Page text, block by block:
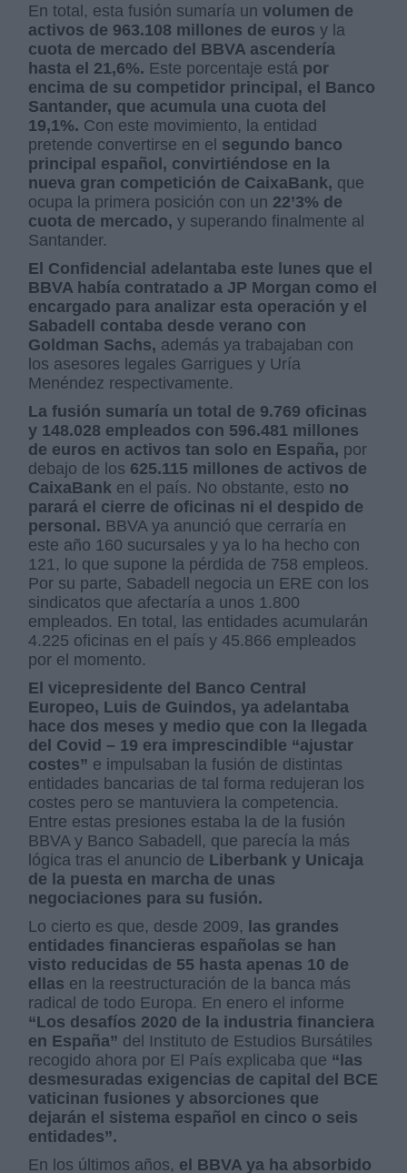
En total, esta fusión sumaría unvolumen de
activos de 963.108 millones de euros y la
cuota de mercado del BBVA ascendería
hasta el 21,6%. Este porcentaje está por
encima de su competidor principal, el Banco
Santander, que acumula una cuota del
19,1%. Con este movimiento, la entidad
pretende convertirse en el segundo banco
principal español, convirtiéndose en la
nueva gran competición de CaixaBank, que
ocupa la primera posición con un 22’3% de
cuota de mercado, y superando finalmente al
Santander.
El Confidencial adelantaba este lunes que el
BBVA había contratado a JP Morgan como el
encargado para analizar esta operación y el
Sabadell contaba desde verano con
Goldman Sachs, además ya trabajaban con
los asesores legales Garrigues y Uría
Menéndez respectivamente.
La fusión sumaría un total de 9.769 oficinas
y 148.028 empleados con 596.481 millones
de euros en activos tan solo en España, por
debajo de los 625.115 millones de activos de
CaixaBank en el país. No obstante, esto no
parará el cierre de oficinas ni el despido de
personal. BBVA ya anunció que cerraría en
este año 160 sucursales y ya lo ha hecho con
121, lo que supone la pérdida de 758 empleos.
Por su parte, Sabadell negocia un ERE con los
sindicatos que afectaría a unos 1.800
empleados. En total, las entidades acumularán
4.225 oficinas en el país y 45.866 empleados
por el momento.
El vicepresidente del Banco Central
Europeo, Luis de Guindos, ya adelantaba
hace dos meses y medio que con la llegada
del Covid – 19 era imprescindible “ajustar
costes” e impulsaban la fusión de distintas
entidades bancarias de tal forma redujeran los
costes pero se mantuviera la competencia.
Entre estas presiones estaba la de la fusión
BBVA y Banco Sabadell, que parecía la más
lógica tras el anuncio de Liberbank y Unicaja
de la puesta en marcha de unas
negociaciones para su fusión.
Lo cierto es que, desde 2009, las grandes
entidades financieras españolas se han
visto reducidas de 55 hasta apenas 10 de
ellas en la reestructuración de la banca más
radical de todo Europa. En enero el informe
“Los desafíos 2020 de la industria financiera
en España” del Instituto de Estudios Bursátiles
recogido ahora por El País explicaba que “las
desmesuradas exigencias de capital del BCE
vaticinan fusiones y absorciones que
dejarán el sistema español en cinco o seis
entidades”.
En los últimos años, el BBVA ya ha absorbido